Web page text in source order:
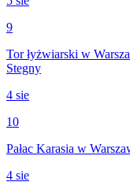
9
Tor łyżwiarski w
Stegny
4 sie
10
Pałac Karasia w
4 sie